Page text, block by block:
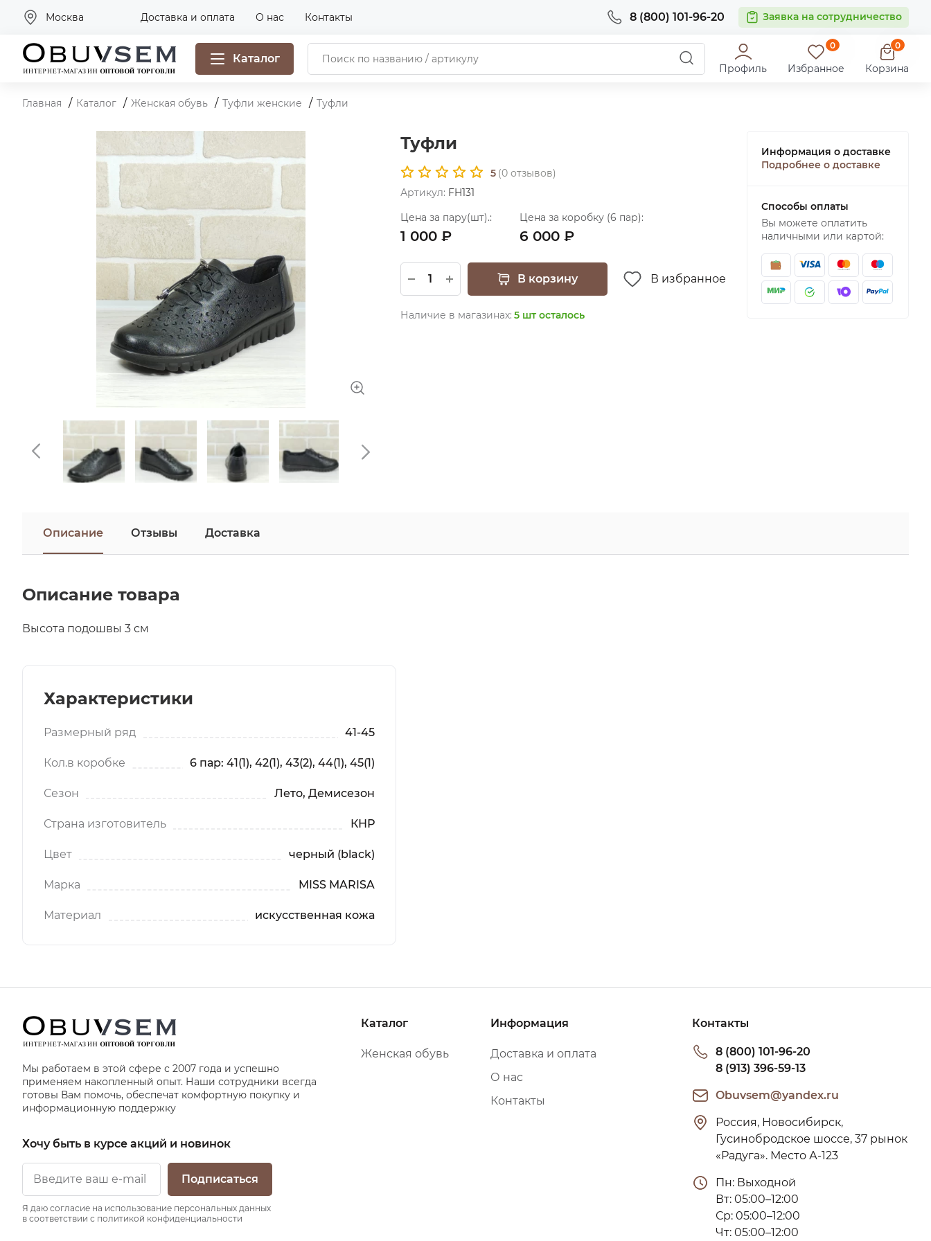
Москва Доставка и оплата О нас Контакты 8 (800) 101-96-20 Заявка на сотрудничество
Каталог
Профиль
0
Избранное
0
Корзина
Главная Каталог Женская обувь Туфли женские Туфли
Туфли
5 (0отзывов)
Артикул: FH131
Цена за пару(шт).:
1 000 ₽
Цена за коробку (6 пар):
6 000 ₽
В корзину В избранное
Наличие в магазинах: 5 шт осталось
Информация о доставке
Подробнее о доставке
Способы оплаты
Вы можете оплатить
наличными или картой:
Описание Отзывы Доставка
Описание товара
Высота подошвы 3 см
Характеристики
Размерный ряд 41-45
Кол.в коробке 6 пар: 41(1), 42(1), 43(2), 44(1), 45(1)
Сезон Лето, Демисезон
Страна изготовитель КНР
Цвет черный (black)
Марка MISS MARISA
Материал искусственная кожа
Мы работаем в этой сфере с 2007 года и успешно
применяем накопленный опыт. Наши сотрудники всегда
готовы Вам помочь, обеспечат комфортную покупку и
информационную поддержку
Хочу быть в курсе акций и новинок
Подписаться
Я даю согласие на использование персональных данных
в соответствии с политикой конфиденциальности
Каталог
Женская обувь
Информация
Доставка и оплата
О нас
Контакты
Контакты
8 (800) 101-96-20
8 (913) 396-59-13
Obuvsem@yandex.ru
Россия, Новосибирск,
Гусинобродское шоссе, 37 рынок
«Радуга». Место А-123
Пн: Выходной
Вт: 05:00–12:00
Ср: 05:00–12:00
Чт: 05:00–12:00